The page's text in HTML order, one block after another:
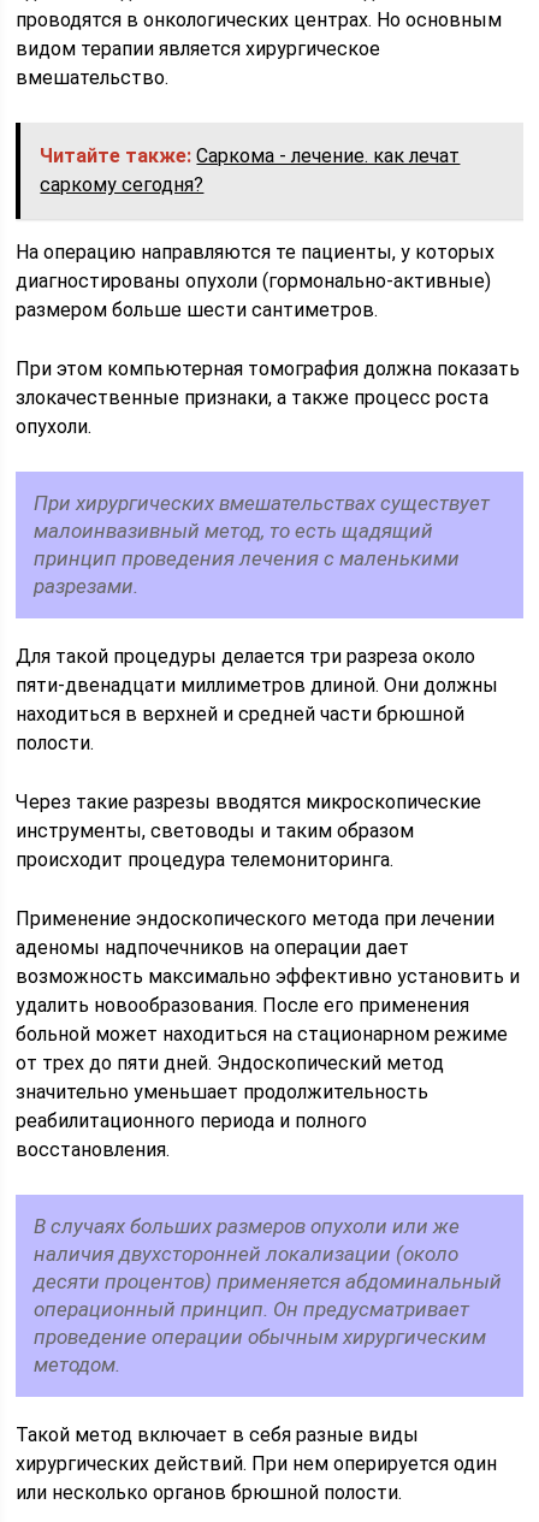
проводятся в онкологических центрах. Но основным
видом терапии является хирургическое
вмешательство.
Читайте также: Саркома - лечение. как лечат
саркому сегодня?
На операцию направляются те пациенты, у которых
диагностированы опухоли (гормонально-активные)
размером больше шести сантиметров.
При этом компьютерная томография должна показать
злокачественные признаки, а также процесс роста
опухоли.
При хирургических вмешательствах существует
малоинвазивный метод, то есть щадящий
принцип проведения лечения с маленькими
разрезами.
Для такой процедуры делается три разреза около
пяти-двенадцати миллиметров длиной. Они должны
находиться в верхней и средней части брюшной
полости.
Через такие разрезы вводятся микроскопические
инструменты, световоды и таким образом
происходит процедура телемониторинга.
Применение эндоскопического метода при лечении
аденомы надпочечников на операции дает
возможность максимально эффективно установить и
удалить новообразования. После его применения
больной может находиться на стационарном режиме
от трех до пяти дней. Эндоскопический метод
значительно уменьшает продолжительность
реабилитационного периода и полного
восстановления.
В случаях больших размеров опухоли или же
наличия двухсторонней локализации (около
десяти процентов) применяется абдоминальный
операционный принцип. Он предусматривает
проведение операции обычным хирургическим
методом.
Такой метод включает в себя разные виды
хирургических действий. При нем оперируется один
или несколько органов брюшной полости.